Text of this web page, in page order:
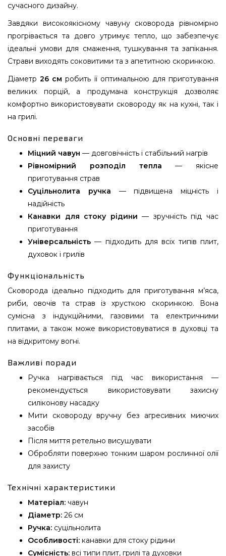
сучасного дизайну.
Завдяки високоякісному чавуну сковорода рівномірно
прогрівається та довго утримує тепло, що забезпечує
ідеальні умови для смаження, тушкування та запікання.
Страви виходять соковитими та з апетитною скоринкою.
Діаметр26 см робить її оптимальною для приготування
великих порцій, а продумана конструкція дозволяє
комфортно використовувати сковороду як на кухні, так і
на грилі.
Основні переваги
Міцний чавун — довговічність і стабільний нагрів
Рівномірний розподіл тепла — якісне
приготування страв
Суцільнолита ручка — підвищена міцність і
надійність
Канавки для стоку рідини — зручність під час
приготування
Універсальність — підходить для всіх типів плит,
духовок і грилів
Функціональність
Сковорода ідеально підходить для приготування м’яса,
риби, овочів та страв із хрусткою скоринкою. Вона
сумісна з індукційними, газовими та електричними
плитами, а також може використовуватися в духовці та
на відкритому вогні.
Важливі поради
Ручка нагрівається під час використання —
рекомендується використовувати захисну
силіконову насадку
Мити сковороду вручну без агресивних миючих
засобів
Після миття ретельно висушувати
Обробляти поверхню тонким шаром рослинної олії
для захисту
Технічні характеристики
Матеріал: чавун
Діаметр: 26 см
Ручка: суцільнолита
Особливості: канавки для стоку рідини
Сумісність: всі типи плит, грилі та духовки